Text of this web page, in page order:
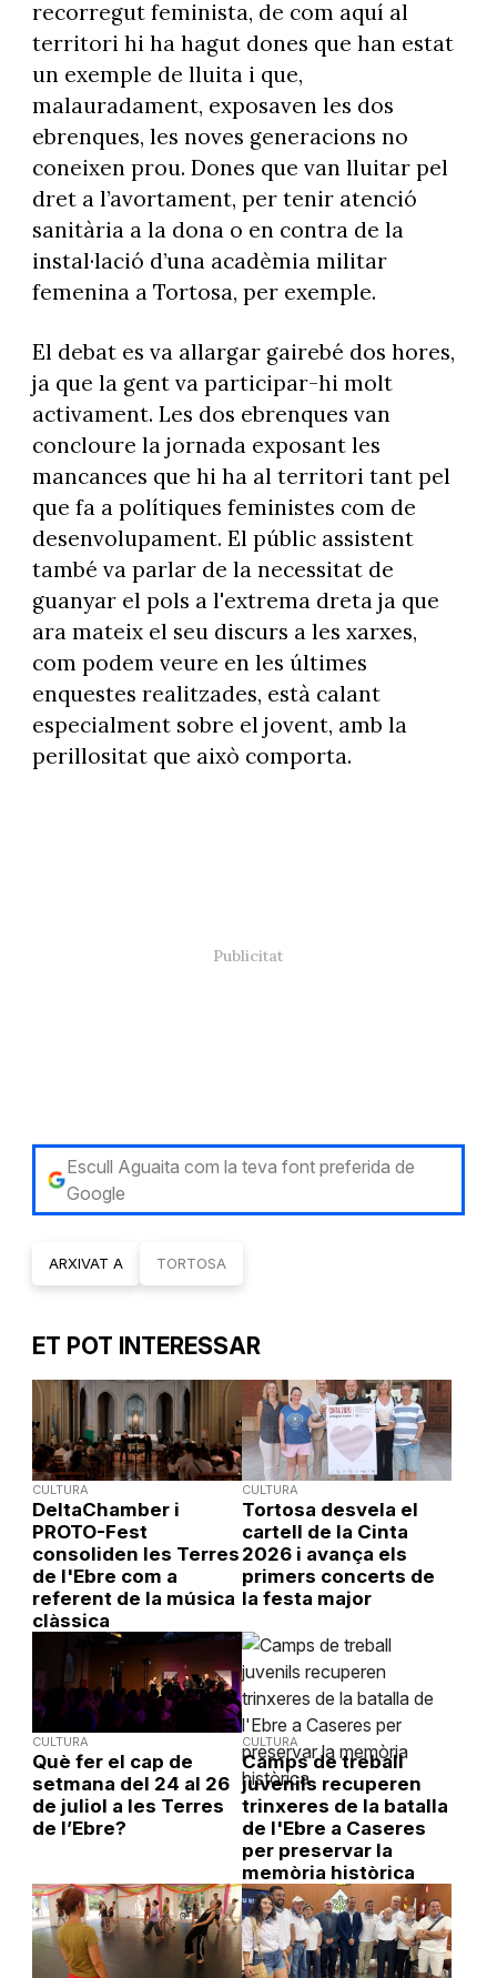
recorregut feminista, de com aquí al
territori hi ha hagut dones que han estat
un exemple de lluita i que,
malauradament, exposaven les dos
ebrenques, les noves generacions no
coneixen prou. Dones que van lluitar pel
dret a l’avortament, per tenir atenció
sanitària a la dona o en contra de la
instal·lació d’una acadèmia militar
femenina a Tortosa, per exemple.
El debat es va allargar gairebé dos hores,
ja que la gent va participar-hi molt
activament. Les dos ebrenques van
concloure la jornada exposant les
mancances que hi ha al territori tant pel
que fa a polítiques feministes com de
desenvolupament. El públic assistent
també va parlar de la necessitat de
guanyar el pols a l'extrema dreta ja que
ara mateix el seu discurs a les xarxes,
com podem veure en les últimes
enquestes realitzades, està calant
especialment sobre el jovent, amb la
perillositat que això comporta.
Escull Aguaita com la teva font preferida de
Google
ARXIVAT A TORTOSA
ET POT INTERESSAR
CULTURA
DeltaChamber i
PROTO-Fest
consoliden les Terres
de l'Ebre com a
referent de la música
clàssica
CULTURA
Tortosa desvela el
cartell de la Cinta
2026 i avança els
primers concerts de
la festa major
CULTURA
Què fer el cap de
setmana del 24 al 26
de juliol a les Terres
de l’Ebre?
CULTURA
Camps de treball
juvenils recuperen
trinxeres de la batalla
de l'Ebre a Caseres
per preservar la
memòria històrica